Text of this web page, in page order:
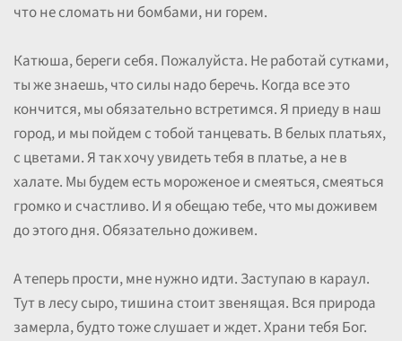
что не сломать ни бомбами, ни горем.
Катюша, береги себя. Пожалуйста. Не работай сутками,
ты же знаешь, что силы надо беречь. Когда все это
кончится, мы обязательно встретимся. Я приеду в наш
город, и мы пойдем с тобой танцевать. В белых платьях,
с цветами. Я так хочу увидеть тебя в платье, а не в
халате. Мы будем есть мороженое и смеяться, смеяться
громко и счастливо. И я обещаю тебе, что мы доживем
до этого дня. Обязательно доживем.
А теперь прости, мне нужно идти. Заступаю в караул.
Тут в лесу сыро, тишина стоит звенящая. Вся природа
замерла, будто тоже слушает и ждет. Храни тебя Бог.